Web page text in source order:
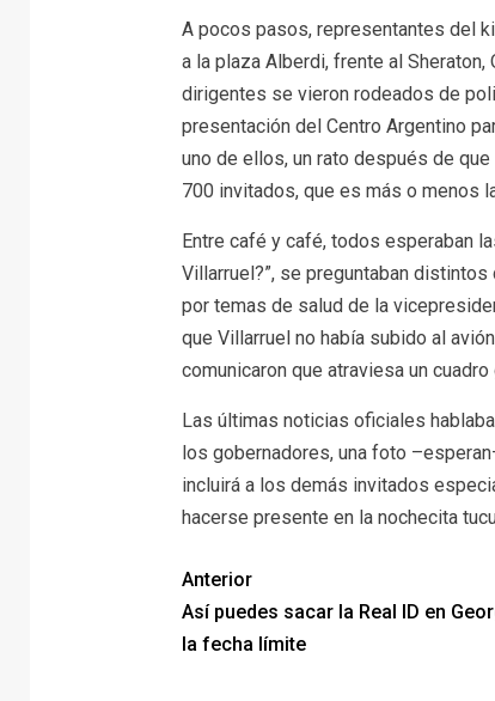
A pocos pasos, representantes del
a la plaza Alberdi, frente al
dirigentes se vieron rodeados de
presentación del Centro Argentino
uno de ellos, un rato después de
700 invitados, que es más o menos
Entre café y café, todos esperaban
Villarruel?”, se preguntaban
por temas de salud de la
que Villarruel no había subido al
comunicaron que atraviesa un cuadro
Las últimas noticias oficiales
los gobernadores, una foto
incluirá a los demás invitados
hacerse presente en la nochecita
Anterior
Así puedes sacar la Real ID en
la fecha límite